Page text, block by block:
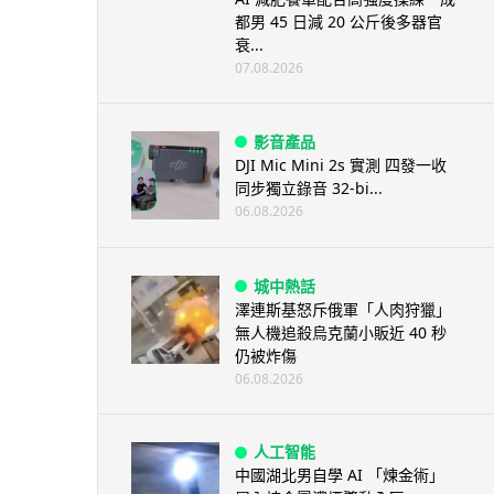
都男 45 日減 20 公斤後多器官
衰...
07.08.2026
影音產品
DJI Mic Mini 2s 實測 四發一收
同步獨立錄音 32-bi...
06.08.2026
城中熱話
澤連斯基怒斥俄軍「人肉狩獵」
無人機追殺烏克蘭小販近 40 秒
仍被炸傷
06.08.2026
人工智能
中國湖北男自學 AI 「煉金術」